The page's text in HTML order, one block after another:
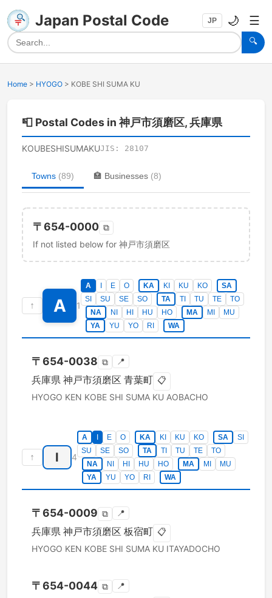
Japan Postal Code
🔍
JP 🌙 ☰
Home > HYOGO > KOBE SHI SUMA KU
📮 Postal Codes in 神戸市須磨区, 兵庫県
KOUBESHISUMAKUJIS: 28107
Towns (89) 🏣 Businesses (8)
〒654-0000 ⧉
If not listed below for 神戸市須磨区
↑ A 1
A E O KA KI KU KO
SA
SI
SU SE SO TA TI TU TE
TO
NA
NI HI HU HO MA MI
MU
YA
YU YO RI WA
〒654-0038 ⧉ 📍
兵庫県 神戸市須磨区 青葉町 📋
HYOGO KEN KOBE SHI SUMA KU AOBACHO
↑ I 4
A E O KA KI KU KO SA
SI
SU
SE SO TA TI TU TE
TO
NA
NI HI HU HO MA MI
MU
YA
YU YO RI WA
〒654-0009 ⧉ 📍
兵庫県 神戸市須磨区 板宿町 📋
HYOGO KEN KOBE SHI SUMA KU ITAYADOCHO
〒654-0044 ⧉ 📍